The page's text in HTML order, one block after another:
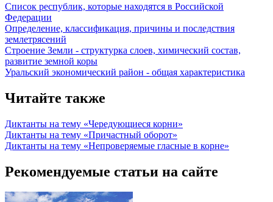
Список республик, которые находятся в Российской
Федерации
Определение, классификация, причины и последствия
землетрясений
Строение Земли - структурка слоев, химический состав,
развитие земной коры
Уральский экономический район - общая характеристика
Читайте также
Диктанты на тему «Чередующиеся корни»
Диктанты на тему «Причастный оборот»
Диктанты на тему «Непроверяемые гласные в корне»
Рекомендуемые статьи на сайте